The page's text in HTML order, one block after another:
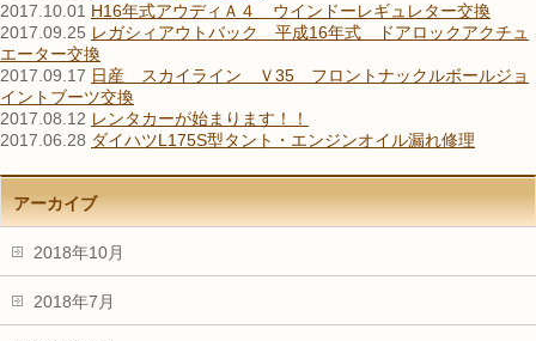
2017.10.01 H16年式アウディＡ４ ウインドーレギュレター交換
2017.09.25 レガシィアウトバック 平成16年式 ドアロックアクチュ
エーター交換
2017.09.17 日産 スカイライン Ｖ35 フロントナックルボールジョ
イントブーツ交換
2017.08.12 レンタカーが始まります！！
2017.06.28 ダイハツL175S型タント・エンジンオイル漏れ修理
アーカイブ
2018年10月
2018年7月